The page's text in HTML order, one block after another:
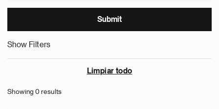
Show Filters
Limpiar todo
Showing 0 results